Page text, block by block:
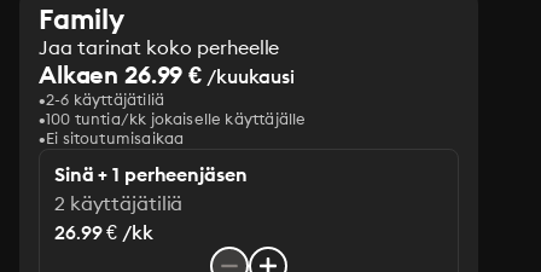
Family
Jaa tarinat koko perheelle
Alkaen 26.99 € /kuukausi
2-6 käyttäjätiliä
100 tuntia/kk jokaiselle käyttäjälle
Ei sitoutumisaikaa
Sinä + 1 perheenjäsen
2 käyttäjätiliä
26.99 € /kk